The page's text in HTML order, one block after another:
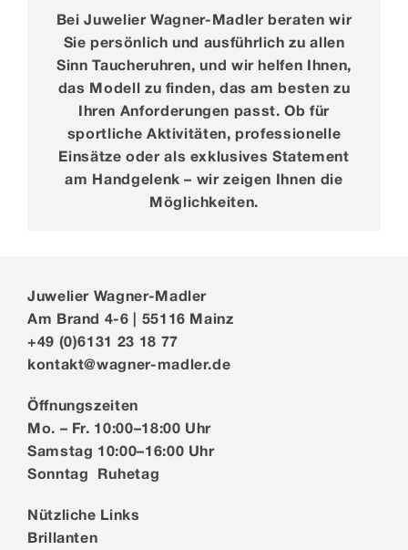
Bei Juwelier Wagner-Madler beraten wir
Sie persönlich und ausführlich zu allen
Sinn Taucheruhren, und wir helfen Ihnen,
das Modell zu finden, das am besten zu
Ihren Anforderungen passt. Ob für
sportliche Aktivitäten, professionelle
Einsätze oder als exklusives Statement
am Handgelenk – wir zeigen Ihnen die
Möglichkeiten.
Juwelier Wagner-Madler
Am Brand 4-6 | 55116 Mainz
+49 (0)6131 23 18 77
kontakt@wagner-madler.de
Öffnungszeiten
Mo. – Fr. 10:00–18:00 Uhr
Samstag 10:00–16:00 Uhr
Sonntag Ruhetag
Nützliche Links
Brillanten